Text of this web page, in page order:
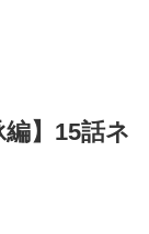
】15話ネ